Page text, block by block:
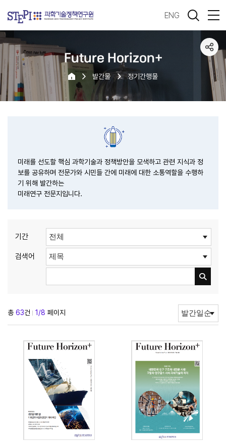
ENG
Future Horizon+
발간물 정기간행물
미래를 선도할 핵심 과학기술과 정책방안을 모색하고 관련 지식과 정
보를 공유하며 전문가와 시민들 간에 미래에 대한 소통역할을 수행하
기 위해 발간하는
미래연구 전문지입니다.
기간
검색어
총 63건 1/8 페이지